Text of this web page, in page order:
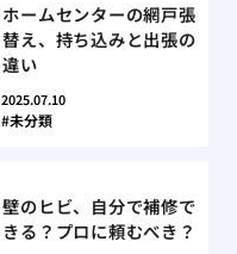
ホームセンターの網戸張
替え、持ち込みと出張の
違い
2025.07.10
未分類
壁のヒビ、自分で補修で
きる？プロに頼むべき？